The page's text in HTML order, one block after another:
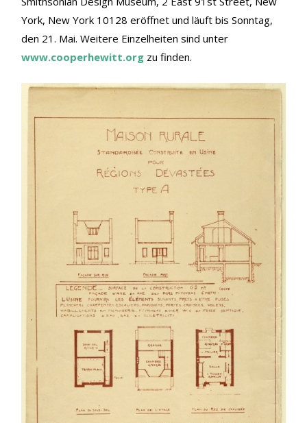
York, New York 10128 eröffnet und läuft bis Sonntag,
den 21. Mai. Weitere Einzelheiten sind unter
www.cooperhewitt.org zu finden.